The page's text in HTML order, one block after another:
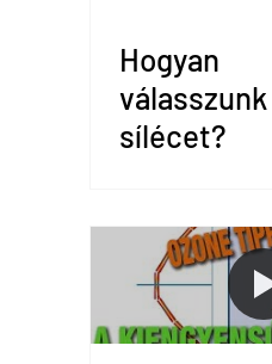
Hogyan
válasszunk
sílécet?